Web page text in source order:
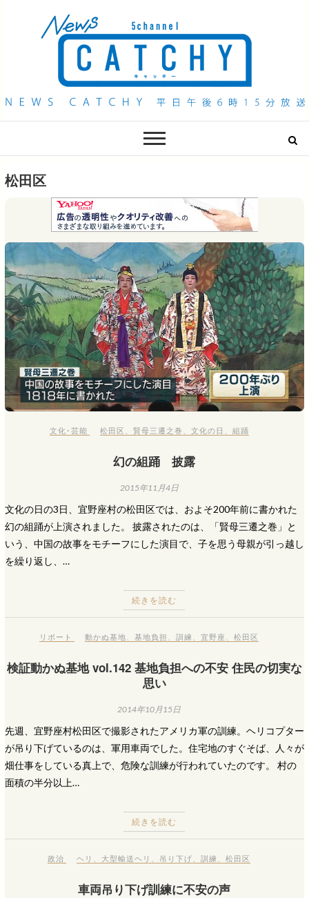
QAB NEWS Headline
松田区
文化･芸能 松田区 賢母三遷之巻 文化の日 組踊
幻の組踊 披露
2015年11月4日
文化の日の3日、宜野座村の松田区では、およそ200年前に書かれた
幻の組踊が上演されました。 披露されたのは、「賢母三遷之巻」と
いう、中国の故事をモチーフにした演目で、子を思う母親が引っ越し
を繰り返し、…
続きを読む
リポート 動かぬ基地 、基地負担 、訓練 、宜野座 、松田区
検証動かぬ基地 vol.142 基地負担への不安 住民の切実な
思い
2014年10月15日
先週、宜野座村松田区で撮影されたアメリカ軍の訓練。ヘリコプター
が吊り下げているのは、軍用車両でした。住宅地のすぐそば、人々が
畑仕事をしている真上で、危険な訓練が行われていたのです。 村の
面積の半分以上…
続きを読む
政治 ヘリ 大型輸送ヘリ 吊り下げ 、訓練 、松田区
車両吊り下げ訓練に不安の声